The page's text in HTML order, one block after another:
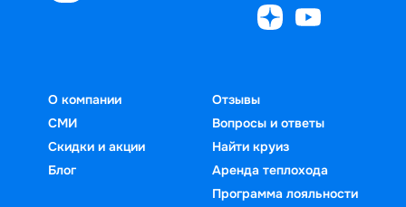
О компании
СМИ
Скидки и акции
Блог
Отзывы
Вопросы и ответы
Найти круиз
Аренда теплохода
Программа лояльности